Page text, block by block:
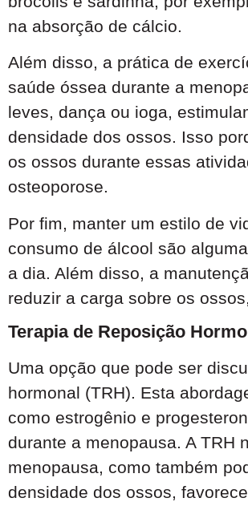
na absorção de cálcio.
Além disso, a prática de
saúde óssea durante a
leves, dança ou ioga,
densidade dos ossos. Isso
os ossos durante essas
osteoporose.
Por fim, manter um estilo de
consumo de álcool são
a dia. Além disso, a
reduzir a carga sobre os
Terapia de Reposição
Uma opção que pode ser
hormonal (TRH). Esta
como estrogênio e
durante a menopausa. A TRH
menopausa, como também
densidade dos ossos,